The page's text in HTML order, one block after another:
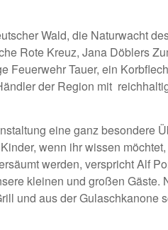
Wald, die Naturwacht
Rote Kreuz, Jana Döblers
Feuerwehr Tauer, ein
der Region mit
eine ganz besondere
wenn ihr wissen möchtet,
werden, verspricht Alf
kleinen und großen Gäste.
und aus der Gulaschkanone